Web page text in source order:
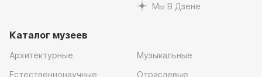
Мы В Дзене
Каталог музеев
Архитектурные
Естественнонаучные
Музыкальные
Отраслевые